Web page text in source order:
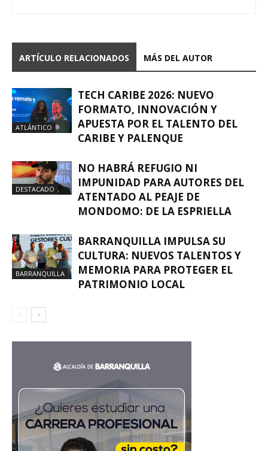
ARTÍCULO RELACIONADOS MÁS DEL AUTOR
ATLÁNTICO
TECH CARIBE 2026: NUEVO
FORMATO, INNOVACIÓN Y
APUESTA POR EL TALENTO DEL
CARIBE Y PALENQUE
DESTACADO
NO HABRÁ REFUGIO NI
IMPUNIDAD PARA AUTORES DEL
ATENTADO AL PEAJE DE
MONDOMO: DE LA ESPRIELLA
BARRANQUILLA
BARRANQUILLA IMPULSA SU
CULTURA: NUEVOS TALENTOS Y
MEMORIA PARA PROTEGER EL
PATRIMONIO LOCAL